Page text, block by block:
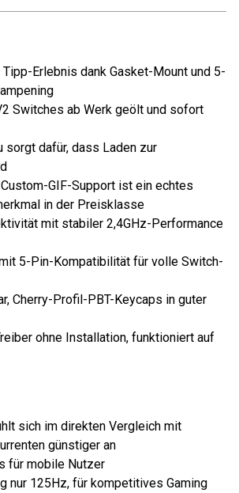
Erlebnis dank Gasket-Mount und 5-
Switches ab Werk geölt und sofort
sorgt dafür, dass Laden zur
GIF-Support ist ein echtes
in der Preisklasse
mit stabiler 2,4GHz-Performance
5-Pin-Kompatibilität für volle Switch-
Cherry-Profil-PBT-Keycaps in guter
ohne Installation, funktioniert auf
sich im direkten Vergleich mit
günstiger an
für mobile Nutzer
nur 125Hz, für kompetitives Gaming